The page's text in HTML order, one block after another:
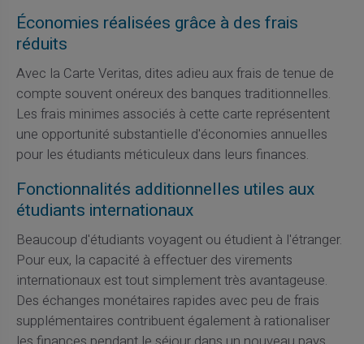
Économies réalisées grâce à des frais
réduits
Avec la Carte Veritas, dites adieu aux frais de tenue de
compte souvent onéreux des banques traditionnelles.
Les frais minimes associés à cette carte représentent
une opportunité substantielle d'économies annuelles
pour les étudiants méticuleux dans leurs finances.
Fonctionnalités additionnelles utiles aux
étudiants internationaux
Beaucoup d'étudiants voyagent ou étudient à l'étranger.
Pour eux, la capacité à effectuer des virements
internationaux est tout simplement très avantageuse.
Des échanges monétaires rapides avec peu de frais
supplémentaires contribuent également à rationaliser